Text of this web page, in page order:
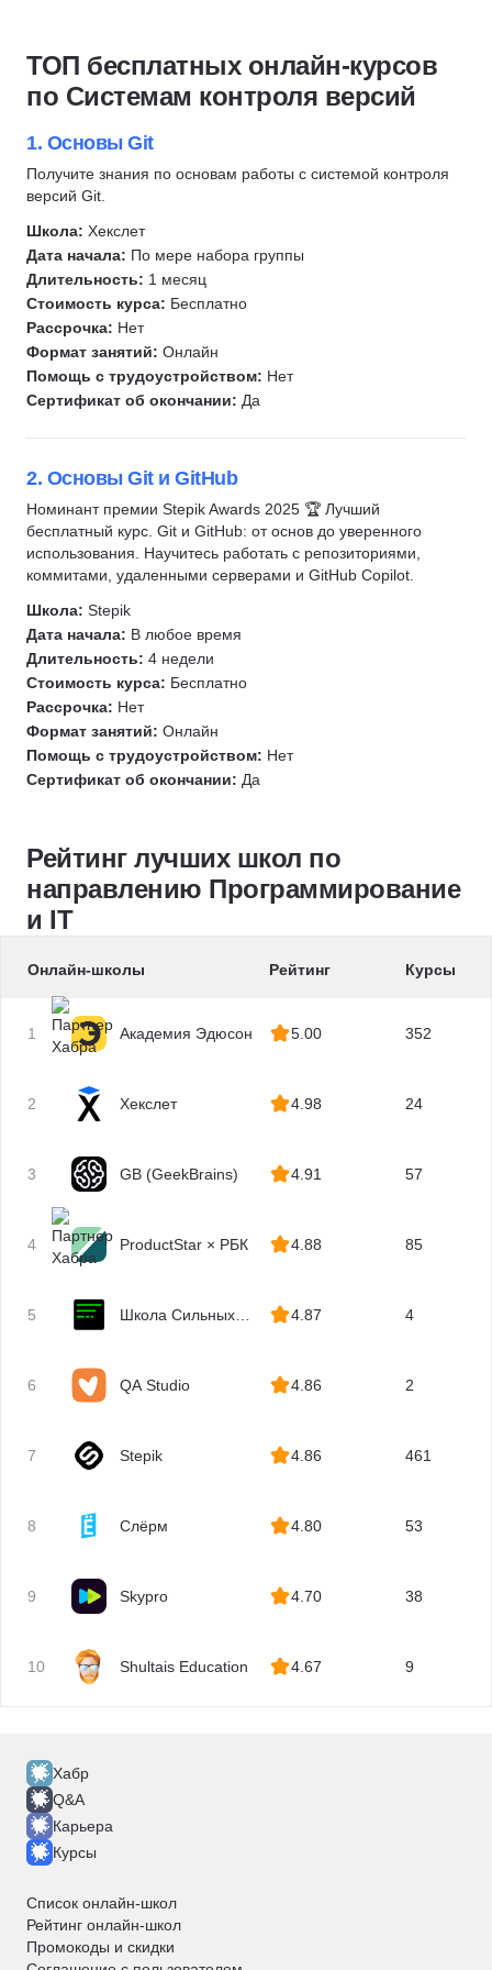
Разработка
Ruby
Робототехника
Вайб-кодинг
Нейронные сети
Swift
Kotlin
Разработка под Android
Разработка под iOS
Тестирование на проникновение
Тестирование мобильных приложений
Ручное тестирование
Автоматизация тестирования
Зерокодинг
Tilda
Git
Kubernetes
Linux
Bash
Системы контроля версий
Администрирование Linux
Архитектура ПО
Unreal Engine
Docker
Node.js
Django
Технический директор
Алгоритмы и структуры данных
Базы данных
ООП
Блокчейн
Криптография
Smart Contract
Парсинг
Создание чат-ботов
Многопоточность
Асинхронное программирование
Цифровая криминалистика
Мониторинг
IaC
Prometheus
Схемотехника
.NET
Администрирование оборудования Cisco
Модульное тестирование
IoT
Frontend-разработка
C#
Администрирование Linux
Сетевые технологии
QA
Go (Golang)
Автоматизация тестирования
JavaScript
SQL
Linux
Информационная безопасность
Язык R
1С разработка
Защита от мошенничества
Java
Подготовка к собеседованию
Fullstack-разработка
Eltex
HTML/CSS
Kaspresso
Backend-разработка
Frontend-разработка
JavaScript
Fullstack-разработка
C#
C/C++
Веб-разработка
QA
Kotlin
Swift
Разработка мобильных приложений
Инженер по автоматизации тестирования
1С разработка
Django
SQL
Системное администрирование
Ручное тестирование
Разработка игр
Unity
Unreal Engine
Node.js
Кибербезопасность
ТОП бесплатных онлайн-курсов
по Системам контроля версий
1. Основы Git
Получите знания по основам работы с системой контроля
версий Git.
Школа: Хекслет
Дата начала: По мере набора группы
Длительность: 1 месяц
Стоимость курса: Бесплатно
Рассрочка: Нет
Формат занятий: Онлайн
Помощь с трудоустройством: Нет
Сертификат об окончании: Да
2. Основы Git и GitHub
Номинант премии Stepik Awards 2025 🏆 Лучший
бесплатный курс. Git и GitHub: от основ до уверенного
использования. Научитесь работать с репозиториями,
коммитами, удаленными серверами и GitHub Copilot.
Школа: Stepik
Дата начала: В любое время
Длительность: 4 недели
Стоимость курса: Бесплатно
Рассрочка: Нет
Формат занятий: Онлайн
Помощь с трудоустройством: Нет
Сертификат об окончании: Да
Рейтинг лучших школ по
направлению Программирование
и IT
Онлайн-школы Рейтинг Курсы
1 Академия Эдюсон 5.00 352
2 Хекслет 4.98 24
3 GB (GeekBrains) 4.91 57
4 ProductStar × РБК 4.88 85
5
Школа Сильных
4.87 4
6 QA Studio 4.86 2
7 Stepik 4.86 461
8 Слёрм 4.80 53
9 Skypro 4.70 38
10 Shultais Education 4.67 9
Хабр
Q&A
Карьера
Курсы
Список онлайн-школ
Рейтинг онлайн-школ
Промокоды и скидки